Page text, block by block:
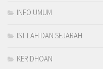
INFO UMUM
ISTILAH DAN SEJARAH
KERIDHOAN